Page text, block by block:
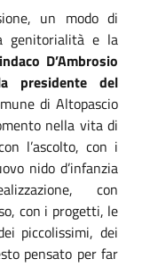
un modo di
genitorialità e la
D’Ambrosio
presidente del
di Altopascio
nella vita di
l’ascolto, con i
nido d’infanzia
con
con i progetti, le
piccolissimi, dei
pensato per far